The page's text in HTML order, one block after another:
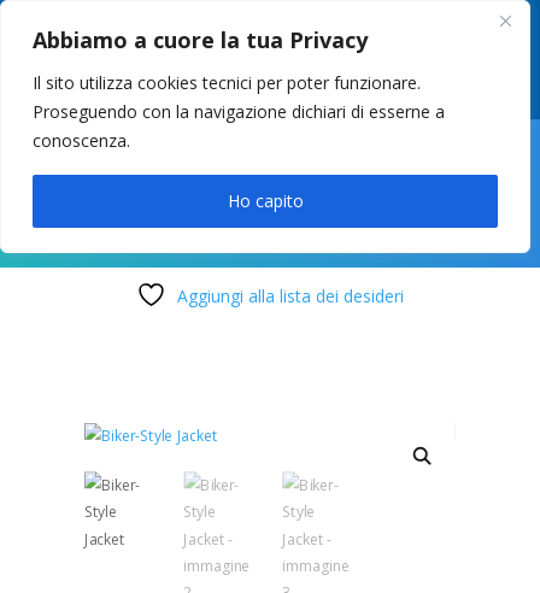
Abbiamo a cuore la tua Privacy
Il sito utilizza cookies tecnici per poter funzionare.
Proseguendo con la navigazione dichiari di esserne a
conoscenza.
Ho capito
049 8627946 –info@cstosetto.it
LUN-VEN 9-12 / 14:30-17
Aggiungi alla lista dei desideri